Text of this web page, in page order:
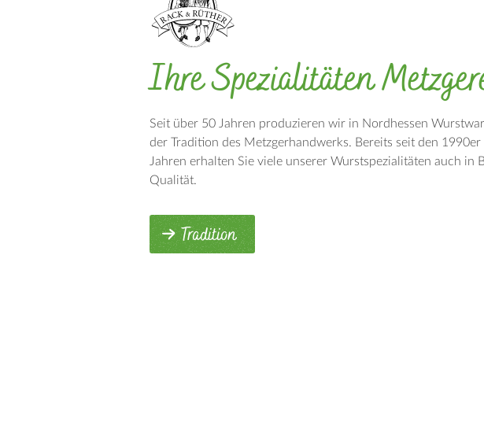
Ihre Spezialitäten
Seit über 50 Jahren produzieren wir in Nordhessen
der Tradition des Metzgerhandwerks. Bereits seit den 1990er
Jahren erhalten Sie viele unserer Wurstspezialitäten auch in
Qualität.
Tradition